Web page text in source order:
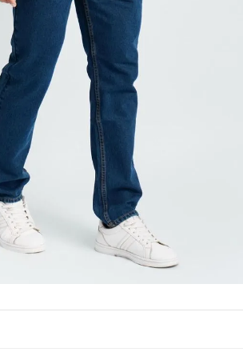
laptop
8 terrex
spiderman
. lavadora